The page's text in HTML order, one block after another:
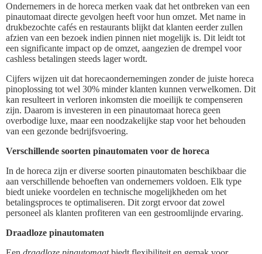
Ondernemers in de horeca merken vaak dat het ontbreken van een
pinautomaat directe gevolgen heeft voor hun omzet. Met name in
drukbezochte cafés en restaurants blijkt dat klanten eerder zullen
afzien van een bezoek indien pinnen niet mogelijk is. Dit leidt tot
een significante impact op de omzet, aangezien de drempel voor
cashless betalingen steeds lager wordt.
Cijfers wijzen uit dat horecaondernemingen zonder de juiste horeca
pinoplossing tot wel 30% minder klanten kunnen verwelkomen. Dit
kan resulteert in verloren inkomsten die moeilijk te compenseren
zijn. Daarom is investeren in een pinautomaat horeca geen
overbodige luxe, maar een noodzakelijke stap voor het behouden
van een gezonde bedrijfsvoering.
Verschillende soorten pinautomaten voor de horeca
In de horeca zijn er diverse soorten pinautomaten beschikbaar die
aan verschillende behoeften van ondernemers voldoen. Elk type
biedt unieke voordelen en technische mogelijkheden om het
betalingsproces te optimaliseren. Dit zorgt ervoor dat zowel
personeel als klanten profiteren van een gestroomlijnde ervaring.
Draadloze pinautomaten